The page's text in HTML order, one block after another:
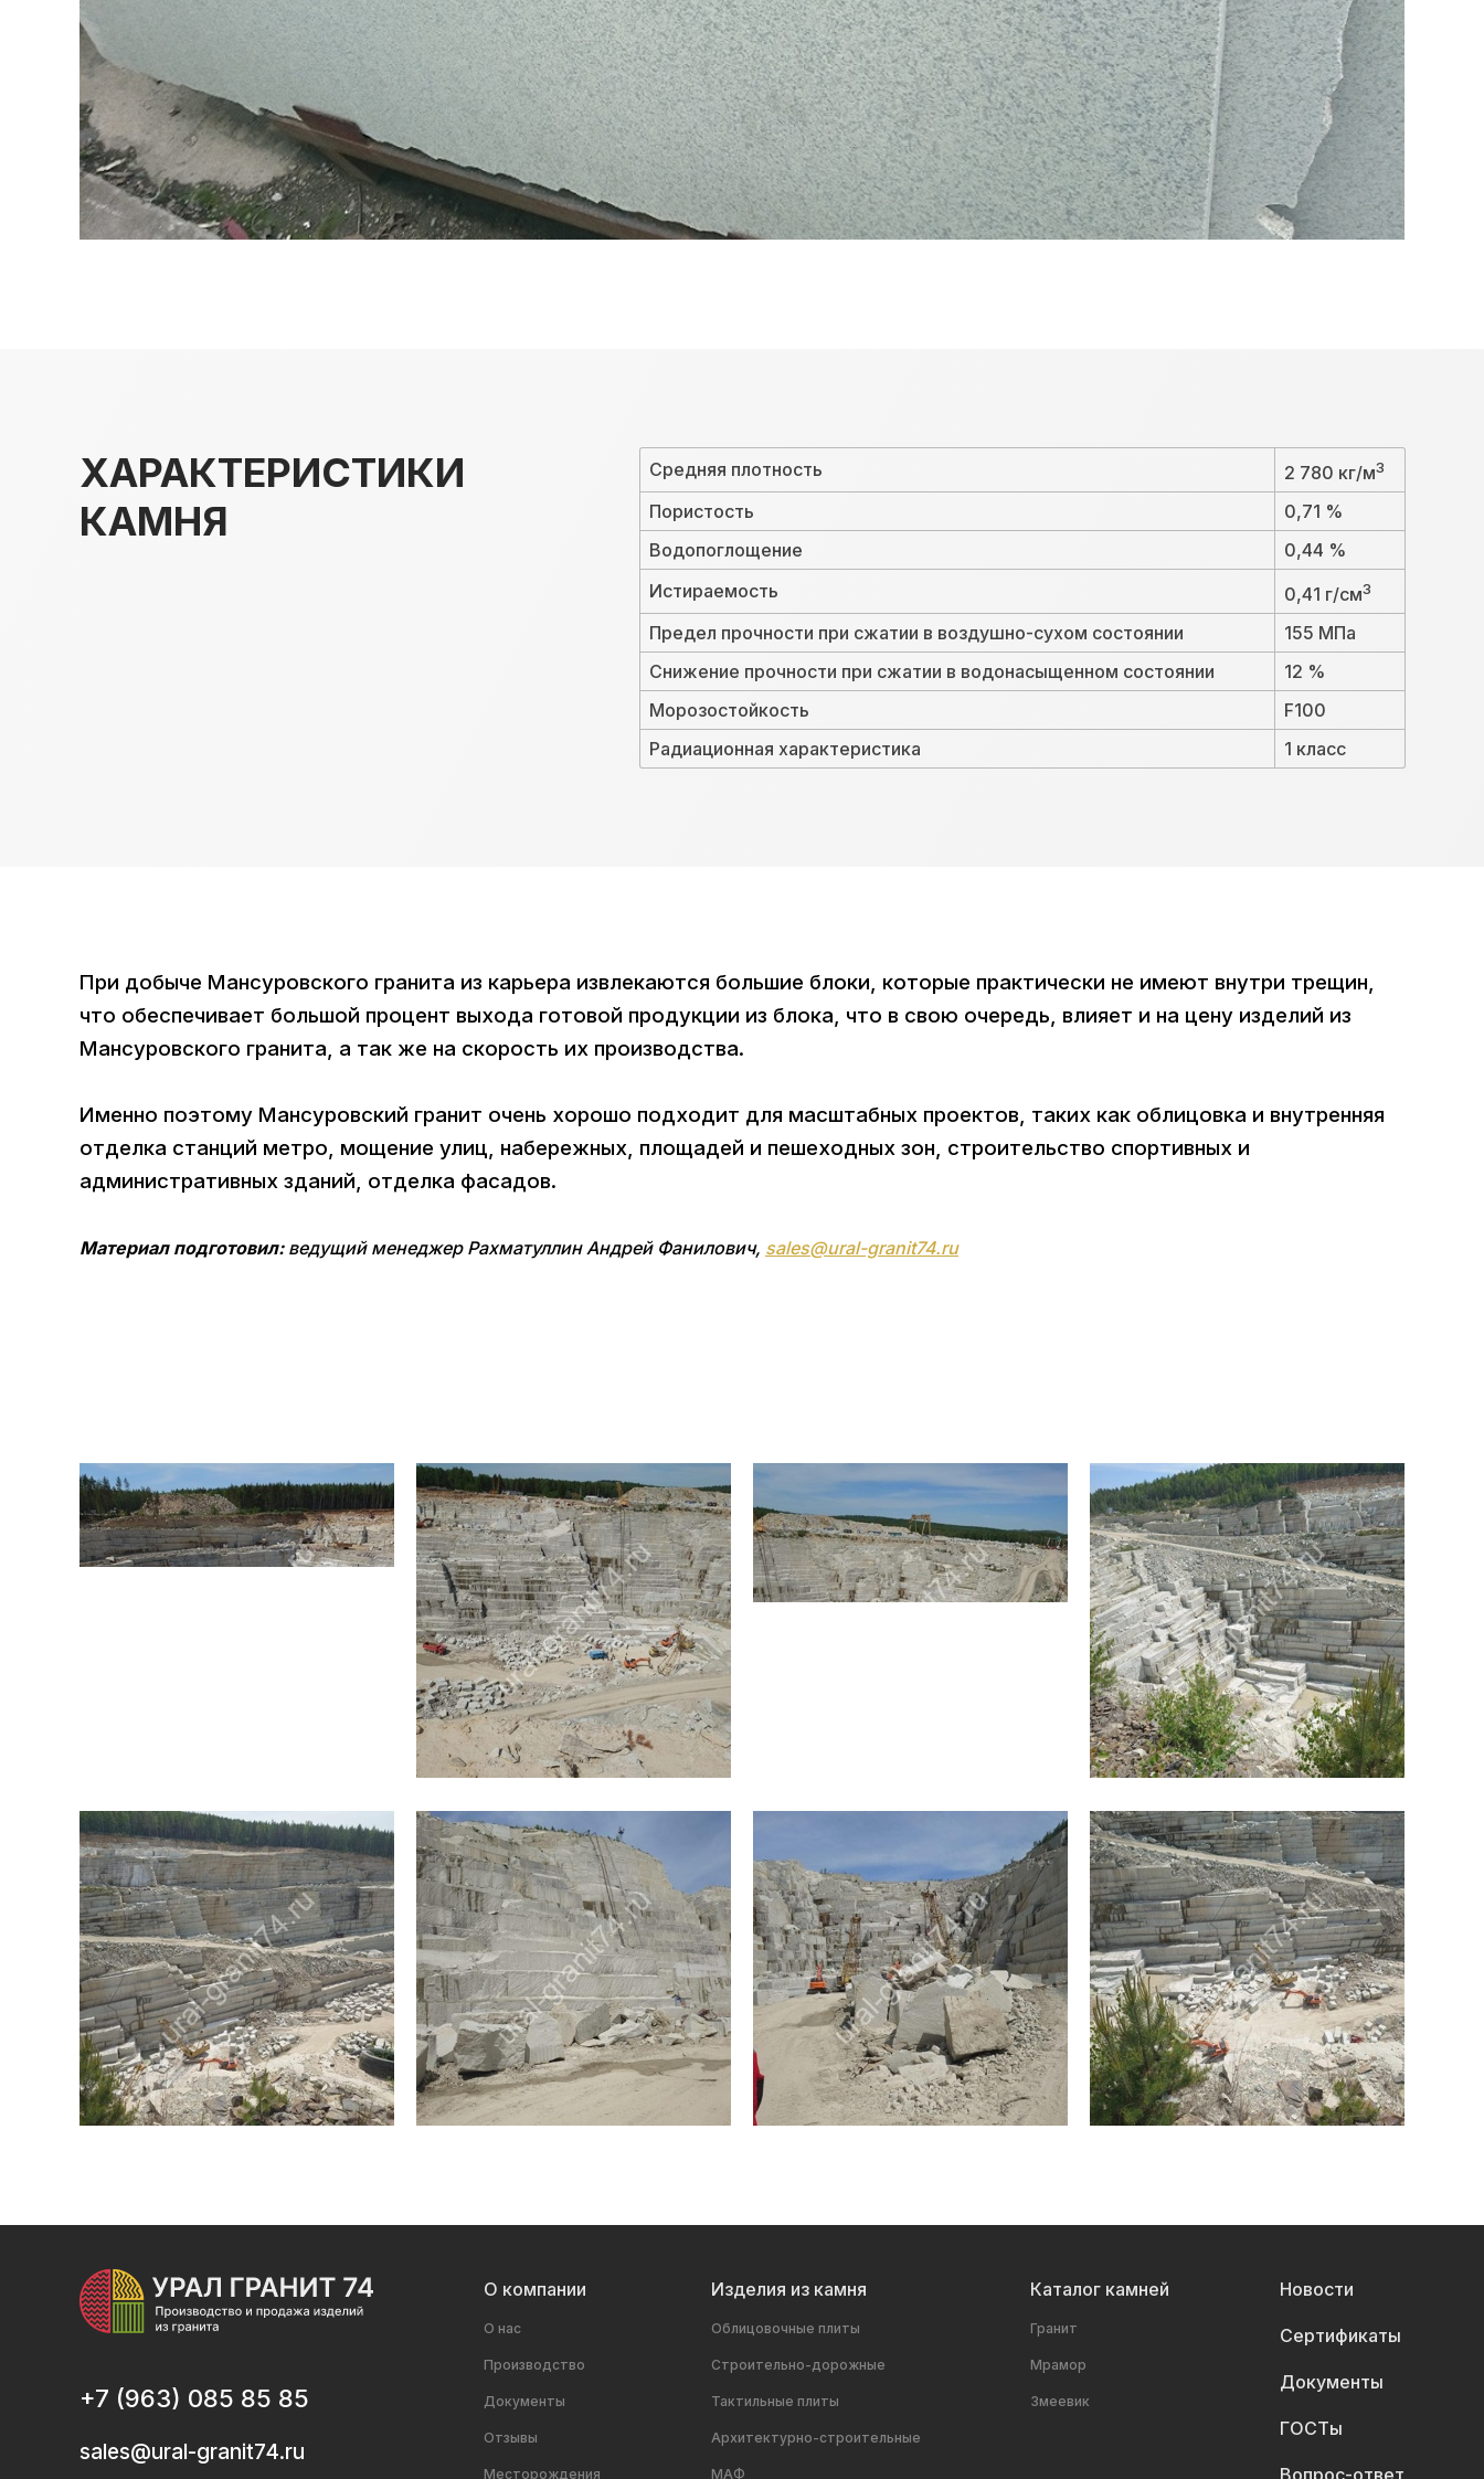
ХАРАКТЕРИСТИКИ
КАМНЯ
Средняя плотность 2 780 кг/м3
Пористость
0,71 %
Водопоглощение
0,44 %
Истираемость
0,41 г/см3
Предел прочности при сжатии в воздушно-сухом состоянии
155 МПа
Снижение прочности при сжатии в водонасыщенном состоянии
12 %
Морозостойкость
F100
Радиационная характеристика
1 класс
При добыче Мансуровского гранита из карьера извлекаются большие блоки, которые практически не имеют внутри трещин,
что обеспечивает большой процент выхода готовой продукции из блока, что в свою очередь, влияет и на цену изделий из
Мансуровского гранита, а так же на скорость их производства.
Именно поэтому Мансуровский гранит очень хорошо подходит для масштабных проектов, таких как облицовка и внутренняя
отделка станций метро, мощение улиц, набережных, площадей и пешеходных зон, строительство спортивных и
административных зданий, отделка фасадов.
Материал подготовил:ведущий менеджер Рахматуллин Андрей Фанилович, sales@ural-granit74.ru
+7 (963) 085 85 85
sales@ural-granit74.ru
О компании
О нас
Производство
Документы
Отзывы
Месторождения
Изделия из камня
Облицовочные плиты
Строительно-дорожные
Тактильные плиты
Архитектурно-строительные
МАФ
Каталог камней
Гранит
Мрамор
Змеевик
Новости
Сертификаты
Документы
ГОСТы